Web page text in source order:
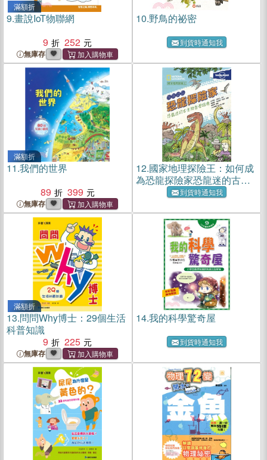
滿額折
9.畫說IoT物聯網
9
252
無庫存
10.野鳥的祕密
到貨時通知我
滿額折
11.我們的世界
89
399
無庫存
12.國家地理探險王：如何成
為恐龍探險家恐龍迷的古生
物自學指南到貨時通知我
滿額折
13.問問Why博士：29個生活
科普知識
9
225
無庫存
14.我的科學驚奇屋
到貨時通知我